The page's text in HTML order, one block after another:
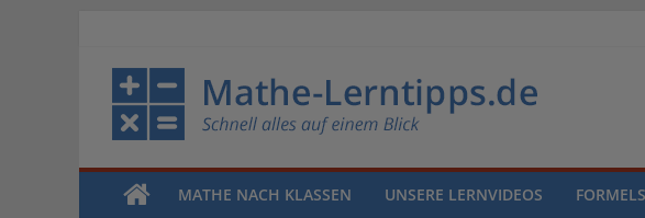
MATHE NACH KLASSEN UNSERE LERNVIDEOS